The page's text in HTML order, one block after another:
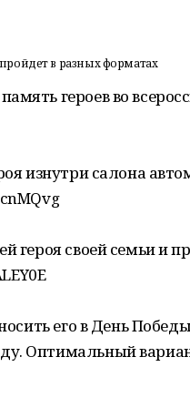
в разных форматах
героев во
изнутри салона
героя своей семьи и
его в День
Оптимальный